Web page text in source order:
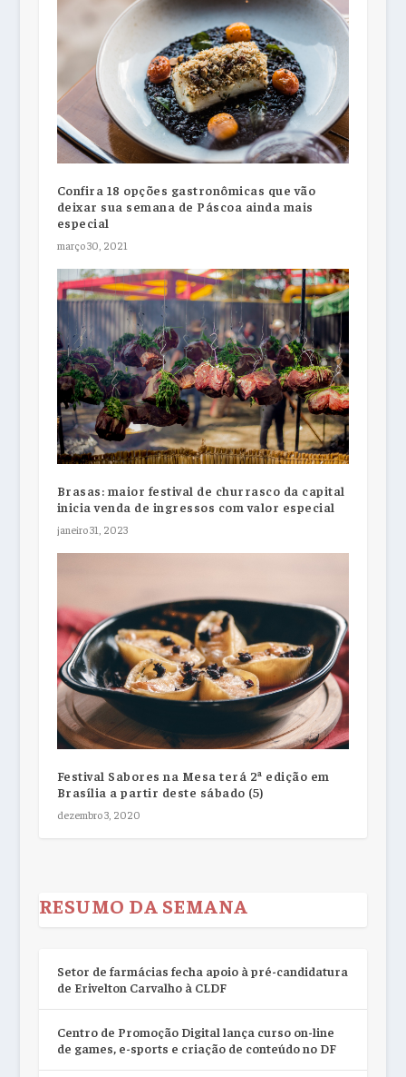
Confira 18 opções gastronômicas que vão
deixar sua semana de Páscoa ainda mais
especial
março 30, 2021
Brasas: maior festival de churrasco da capital
inicia venda de ingressos com valor especial
janeiro 31, 2023
Festival Sabores na Mesa terá 2ª edição em
Brasília a partir deste sábado (5)
dezembro 3, 2020
RESUMO DA SEMANA
Setor de farmácias fecha apoio à pré-candidatura
de Erivelton Carvalho à CLDF
Centro de Promoção Digital lança curso on-line
de games, e-sports e criação de conteúdo no DF